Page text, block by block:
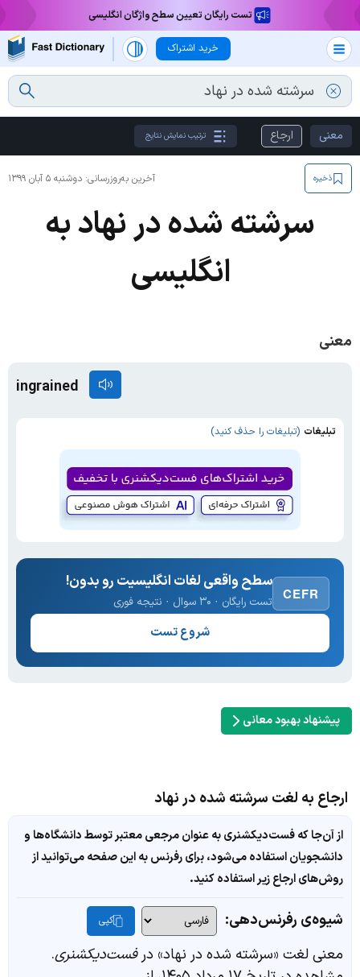
تست رایگان تعیین سطح واژگان انگلیسی
خرید اشتراک
معنی ارجاع ترتیب نمایش نتایج
آخرین به‌روزرسانی: دوشنبه ۵ آبان ۱۳۹۹ ذخیره
سرشته شده در نهاد به
انگلیسی
معنی
ingrained
تبلیغات (تبلیغات را حذف کنید)
CEFR
سطح واقعی لغات انگلیسیت رو بدون!
تست رایگان · ۳۰ سوال · نتیجه فوری
شروع تست
پیشنهاد بهبود معانی
ارجاع به لغت سرشته شده در نهاد
از آن‌جا که فست‌دیکشنری به عنوان مرجعی معتبر توسط دانشگاه‌ها و
دانشجویان استفاده می‌شود، برای رفرنس به این صفحه می‌توانید از
روش‌های ارجاع زیر استفاده کنید.
شیوه‌ی رفرنس‌دهی: کپی
معنی لغت «سرشته شده در نهاد» درفست‌دیکشنری.